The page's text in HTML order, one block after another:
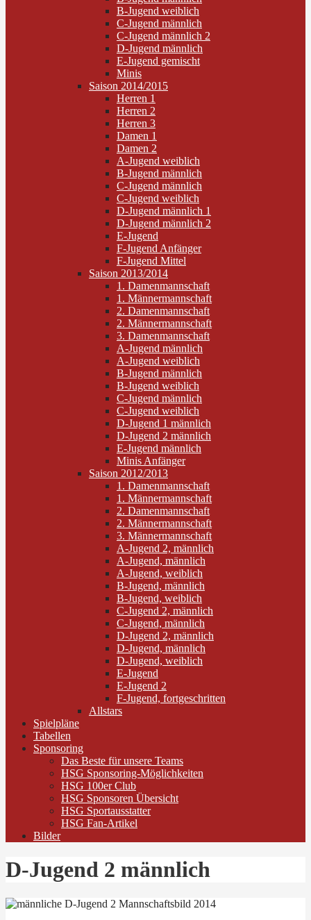
B-Jugend weiblich
C-Jugend männlich
C-Jugend männlich 2
D-Jugend männlich
E-Jugend gemischt
Minis
Saison 2014/2015
Herren 1
Herren 2
Herren 3
Damen 1
Damen 2
A-Jugend weiblich
B-Jugend männlich
C-Jugend männlich
C-Jugend weiblich
D-Jugend männlich 1
D-Jugend männlich 2
E-Jugend
F-Jugend Anfänger
F-Jugend Mittel
Saison 2013/2014
1. Damenmannschaft
1. Männermannschaft
2. Damenmannschaft
2. Männermannschaft
3. Damenmannschaft
A-Jugend männlich
A-Jugend weiblich
B-Jugend männlich
B-Jugend weiblich
C-Jugend männlich
C-Jugend weiblich
D-Jugend 1 männlich
D-Jugend 2 männlich
E-Jugend männlich
Minis Anfänger
Saison 2012/2013
1. Damenmannschaft
1. Männermannschaft
2. Damenmannschaft
2. Männermannschaft
3. Männermannschaft
A-Jugend 2, männlich
A-Jugend, männlich
A-Jugend, weiblich
B-Jugend, männlich
B-Jugend, weiblich
C-Jugend 2, männlich
C-Jugend, männlich
D-Jugend 2, männlich
D-Jugend, männlich
D-Jugend, weiblich
E-Jugend
E-Jugend 2
F-Jugend, fortgeschritten
Allstars
Spielpläne
Tabellen
Sponsoring
Das Beste für unsere Teams
HSG Sponsoring-Möglichkeiten
HSG 100er Club
HSG Sponsoren Übersicht
HSG Sportausstatter
HSG Fan-Artikel
Bilder
D-Jugend 2 männlich